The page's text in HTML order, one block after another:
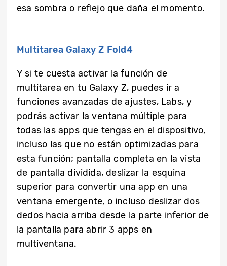
esa sombra o reflejo que daña el momento.
Multitarea Galaxy Z Fold4
Y si te cuesta activar la función de
multitarea en tu Galaxy Z, puedes ir a
funciones avanzadas de ajustes, Labs, y
podrás activar la ventana múltiple para
todas las apps que tengas en el dispositivo,
incluso las que no están optimizadas para
esta función; pantalla completa en la vista
de pantalla dividida, deslizar la esquina
superior para convertir una app en una
ventana emergente, o incluso deslizar dos
dedos hacia arriba desde la parte inferior de
la pantalla para abrir 3 apps en
multiventana.